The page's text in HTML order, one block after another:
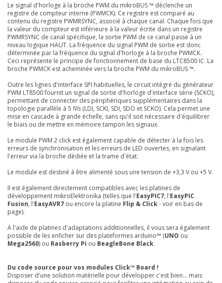
Le signal d'horloge à la broche PWM du mikroBUS ™ déclenche un
registre de compteur interne (PWMCK). Ce registre est comparé au
contenu du registre PWMRSYNC, associé à chaque canal. Chaque fois que
la valeur du compteur est inférieure à la valeur écrite dans un registre
PWMRSYNC de canal spécifique, la sortie PWM de ce canal passe à un
niveau logique HAUT. La fréquence du signal PWM de sortie est donc
déterminée par la fréquence du signal d'horloge à la broche PWMCK.
Ceci représente le principe de fonctionnement de base du LTC8500 IC. La
broche PWMCK est acheminée vers la broche PWM du mikroBUS ™.
Outre les lignes d'interface SPI habituelles, le circuit intégré du générateur
PWM LT8500 fournit un signal de sortie d'horloge d'interface série (SCKO),
permettant de connecter des périphériques supplémentaires dans la
topologie parallèle à 5 fils (LDI, SCKI, SDI, SDO et SCKO). Cela permet une
mise en cascade à grande échelle, sans qu'il soit nécessaire d'équilibrer
le biais ou de mettre en mémoire tampon les signaux.
Le module PWM 2 click est également capable de détecter à la fois les
erreurs de synchronisation et les erreurs de LED ouvertes, en signalant
l'erreur via la broche dédiée et la trame d'état.
Le module est destiné à être alimenté sous une tension de +3,3 V ou +5 V.
Il est également directement compatibles avec les platines de
développement mikroElektronika (telles que l'EasyPIC7, l'EasyPIC
Fusion, l'EasyAVR7 ou encore la platine Flip & Click- voir en bas de
page).
A l'aide de platines d'adaptations additionnelles, il vous sera également
possible de les enficher sur des plateformes arduino™ (UNO ou
Mega2560) ou Rasberry Pi ou BeagleBone Black.
Du code source pour vos modules Click™ Board !
Disposer d'une solution matérielle pour développer c'est bien... mais